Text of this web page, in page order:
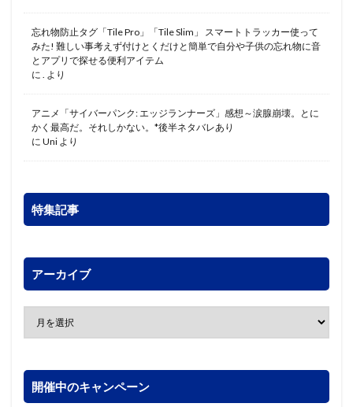
忘れ物防止タグ「Tile Pro」「Tile Slim」 スマートトラッカー使って
みた! 難しい事考えず付けとくだけと簡単で自分や子供の忘れ物に音
とアプリで探せる便利アイテム
に
より
アニメ「サイバーパンク: エッジランナーズ」感想～涙腺崩壊。とに
かく最高だ。それしかない。*後半ネタバレあり
に Uni より
特集記事
アーカイブ
開催中のキャンペーン